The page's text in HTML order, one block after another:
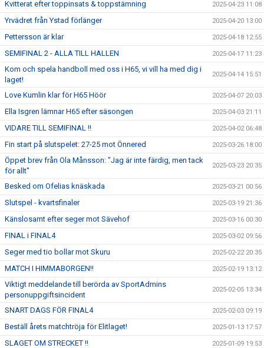
Kvitterat efter toppinsats & toppstämning 2025-04-23 11:08
Yrvädret från Ystad förlänger 2025-04-20 13:00
Pettersson är klar 2025-04-18 12:55
SEMIFINAL 2 - ALLA TILL HALLEN 2025-04-17 11:23
Kom och spela handboll med oss i H65, vi vill ha med dig i
laget!
2025-04-14 15:51
Love Kumlin klar för H65 Höör 2025-04-07 20:03
Ella Isgren lämnar H65 efter säsongen 2025-04-03 21:11
VIDARE TILL SEMIFINAL !! 2025-04-02 06:48
Fin start på slutspelet: 27-25 mot Önnered 2025-03-26 18:00
Öppet brev från Ola Månsson: "Jag är inte färdig, men tack
för allt"
2025-03-23 20:35
Besked om Ofelias knäskada 2025-03-21 00:56
Slutspel - kvartsfinaler 2025-03-19 21:36
Känslosamt efter seger mot Sävehof 2025-03-16 00:30
FINAL i FINAL4 2025-03-02 09:56
Seger med tio bollar mot Skuru 2025-02-22 20:35
MATCH I HIMMABORGEN!! 2025-02-19 13:12
Viktigt meddelande till berörda av SportAdmins
personuppgiftsincident
2025-02-05 13:34
SNART DAGS FÖR FINAL4 2025-02-03 09:19
Beställ årets matchtröja för Elitlaget! 2025-01-13 17:57
SLAGET OM STRECKET !! 2025-01-09 19:53